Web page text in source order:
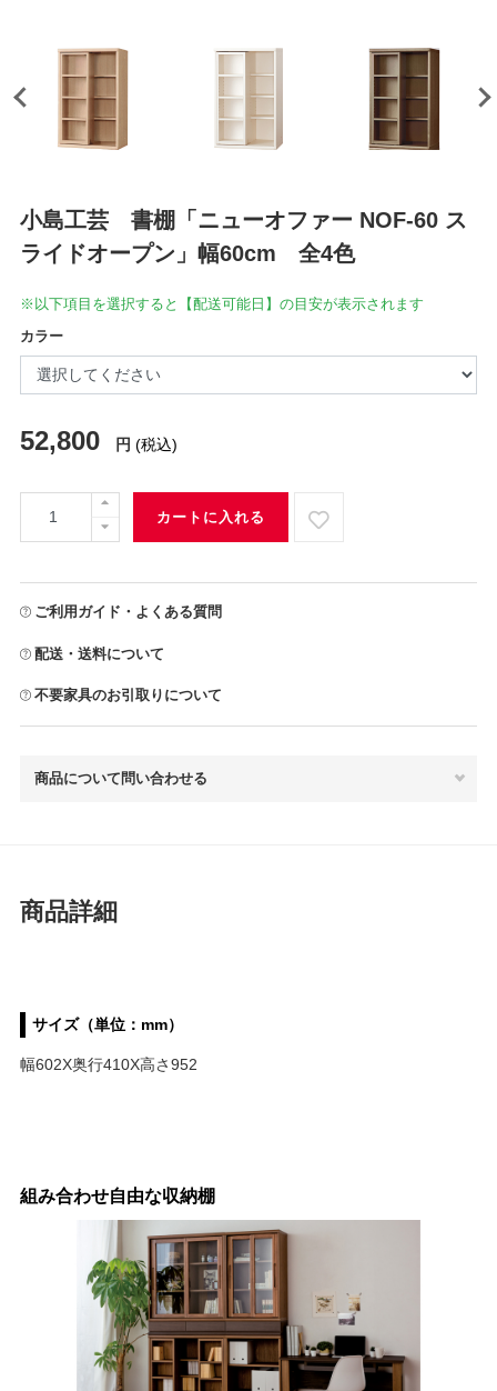
小島工芸 書棚「ニューオファー NOF-60 ス
ライドオープン」幅60cm 全4色
※以下項目を選択すると【配送可能日】の目安が表示されます
カラー
52,800 円 (税込)
カートに入れる
ご利用ガイド・よくある質問
配送・送料について
不要家具のお引取りについて
商品について問い合わせる
商品詳細
サイズ（単位：mm）
幅602X奥行410X高さ952
組み合わせ自由な収納棚